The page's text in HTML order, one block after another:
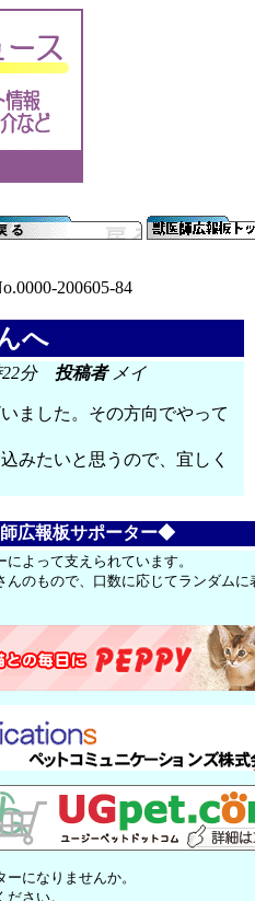
200605-84
へ
22分 投稿者メイ
ました。その方向でやって
みたいと思うので、宜しく
広報板サポーター◆
よって支えられています。
んのもので、口数に応じてランダムに
になりませんか。
ださい。